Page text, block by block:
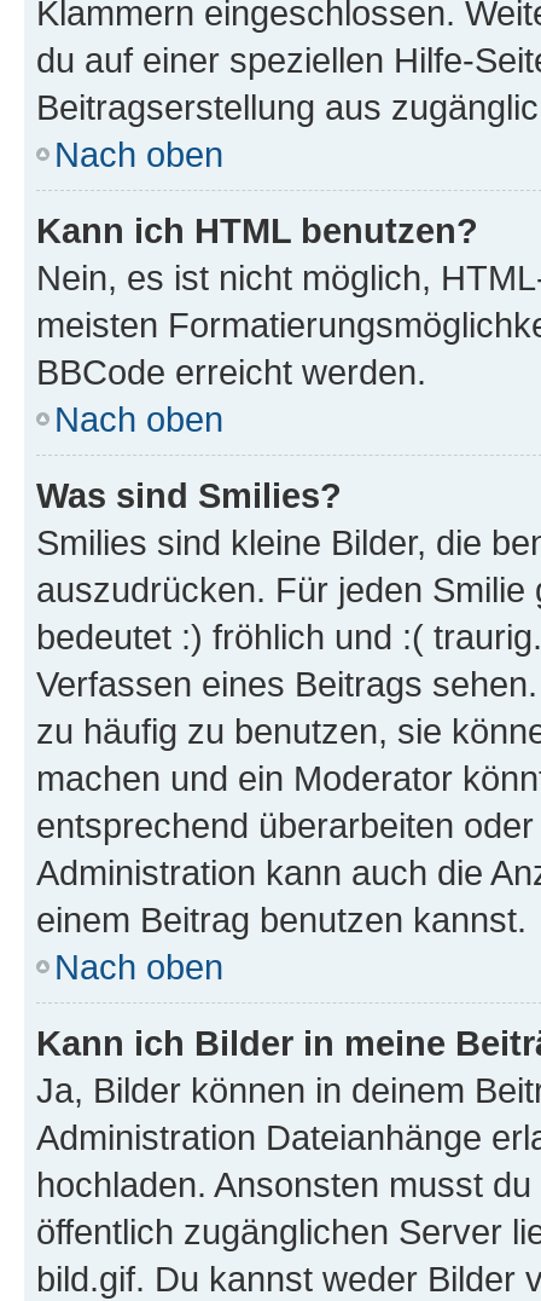
Klammern eingeschlossen.
du auf einer speziellen Hilfe-
Beitragserstellung aus
Nach oben
Kann ich HTML benutzen?
Nein, es ist nicht möglich,
meisten
BBCode erreicht werden.
Nach oben
Was sind Smilies?
Smilies sind kleine Bilder, die
auszudrücken. Für jeden
bedeutet :) fröhlich und :(
Verfassen eines Beitrags
zu häufig zu benutzen, sie
machen und ein Moderator
entsprechend überarbeiten
Administration kann auch die
einem Beitrag benutzen kannst.
Nach oben
Kann ich Bilder in meine
Ja, Bilder können in deinem
Administration Dateianhänge
hochladen. Ansonsten musst
öffentlich zugänglichen Server
bild.gif. Du kannst weder Bilder